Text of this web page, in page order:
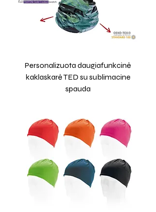
Personalizuota daugiafunkcinė
kaklaskarė TED su sublimacine
spauda